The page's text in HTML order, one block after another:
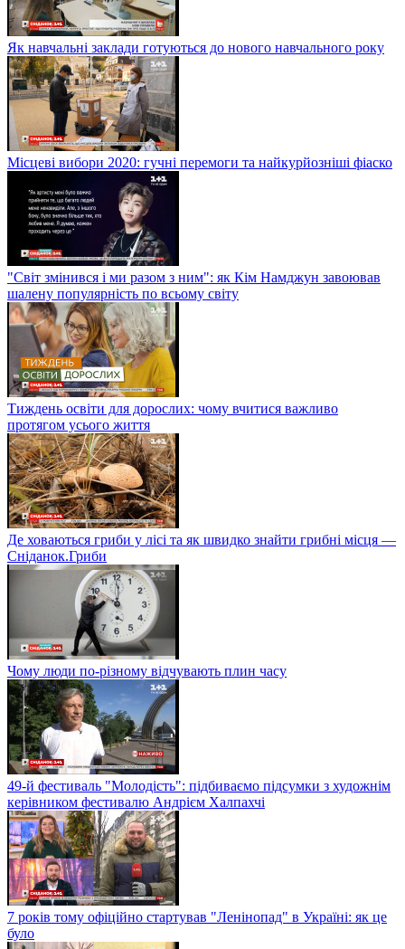
Як навчальні заклади готуються до нового навчального року
Місцеві вибори 2020: гучні перемоги та найкурйозніші фіаско
"Світ змінився і ми разом з ним": як Кім Намджун завоював
шалену популярність по всьому світу
Тиждень освіти для дорослих: чому вчитися важливо
протягом усього життя
Де ховаються гриби у лісі та як швидко знайти грибні місця —
Сніданок.Гриби
Чому люди по-різному відчувають плин часу
49-й фестиваль "Молодість": підбиваємо підсумки з художнім
керівником фестивалю Андрієм Халпахчі
7 років тому офіційно стартував "Ленінопад" в Україні: як це
було